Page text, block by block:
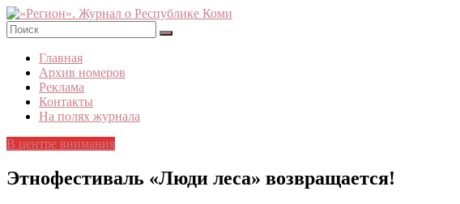
Skip
to
content
«Регион».
Журнал
Республике
Коми
Главная
Архив номеров
Реклама
Контакты
На полях журнала
В центре внимания
Этнофестиваль «Люди леса» возвращается!